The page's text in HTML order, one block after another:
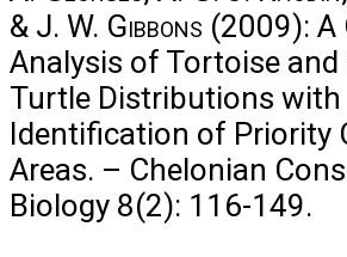
& J. W. Gibbons (2009): A
Analysis of Tortoise
Turtle Distributions with
Identification of Priority
Areas. – Chelonian
Biology 8(2): 116-149.